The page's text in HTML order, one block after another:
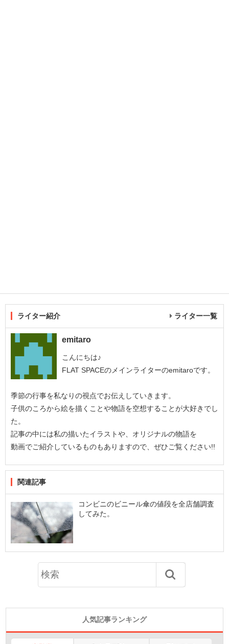
ライター紹介 ライター一覧
emitaro
こんにちは♪
FLAT SPACEのメインライターのemitaroです。
季節の行事を私なりの視点でお伝えしていきます。
子供のころから絵を描くことや物語を空想することが大好きでし
た。
記事の中には私の描いたイラストや、オリジナルの物語を
動画でご紹介しているものもありますので、ぜひご覧ください!!
関連記事
コンビニのビニール傘の値段を全店舗調査
してみた。
人気記事ランキング